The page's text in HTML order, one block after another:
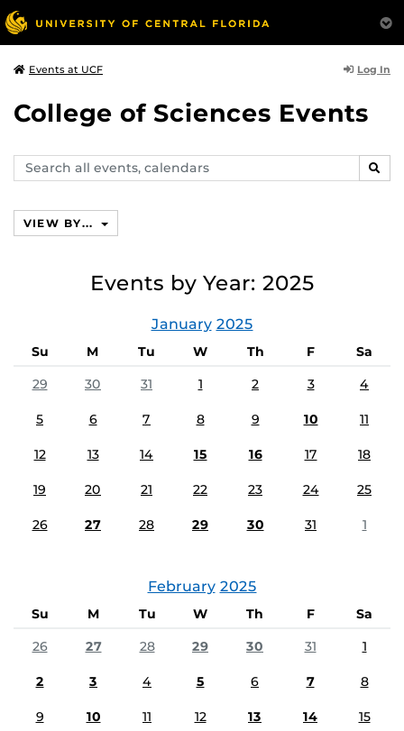
Events at UCF Log In
College of Sciences Events
Search
events,
VIEW BY...
Events by Year: 2025
January 2025
Su M Tu W Th F
Sa
29
30 31 1 2 3 4
5 6 7 8 9 10 11
12 13 14 15 16 17 18
19 20 21 22 23 24 25
26 27 28 29 30 31 1
February 2025
Su M Tu W Th F
Sa
26
27 28 29 30 31 1
2 3 4 5 6 7 8
9 10 11 12 13 14 15